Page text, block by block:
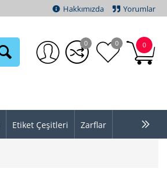
Hakkımızda Yorumlar
0
0 0
Etiket Çeşitleri Zarflar